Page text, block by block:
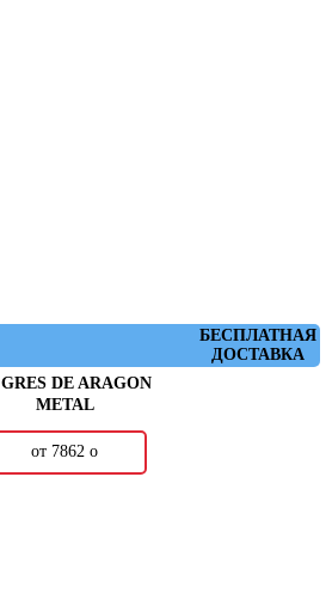
БЕСПЛАТНАЯ
ДОСТАВКА
GRES DE ARAGON
METAL
от 7862 о